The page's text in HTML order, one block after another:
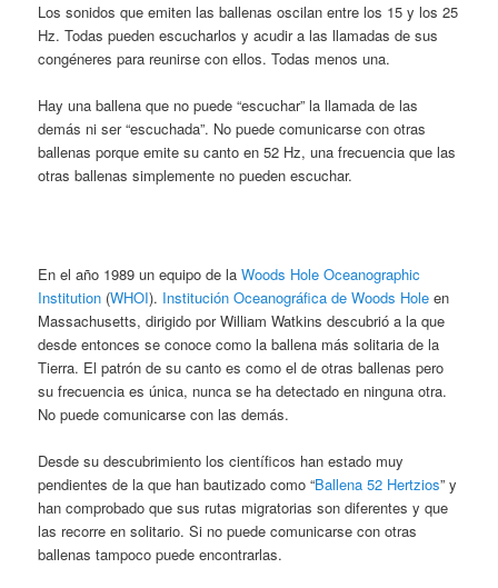
Los sonidos que emiten las ballenas oscilan entre los 15 y los 25
Hz. Todas pueden escucharlos y acudir a las llamadas de sus
congéneres para reunirse con ellos. Todas menos una.
Hay una ballena que no puede “escuchar” la llamada de las
demás ni ser “escuchada”. No puede comunicarse con otras
ballenas porque emite su canto en 52 Hz, una frecuencia que las
otras ballenas simplemente no pueden escuchar.
En el año 1989 un equipo de laWoods Hole Oceanographic
Institution (WHOI). Institución Oceanográfica de Woods Hole en
Massachusetts, dirigido por William Watkins descubrió a la que
desde entonces se conoce como la ballena más solitaria de la
Tierra. El patrón de su canto es como el de otras ballenas pero
su frecuencia es única, nunca se ha detectado en ninguna otra.
No puede comunicarse con las demás.
Desde su descubrimiento los científicos han estado muy
pendientes de la que han bautizado como “Ballena 52 Hertzios” y
han comprobado que sus rutas migratorias son diferentes y que
las recorre en solitario. Si no puede comunicarse con otras
ballenas tampoco puede encontrarlas.